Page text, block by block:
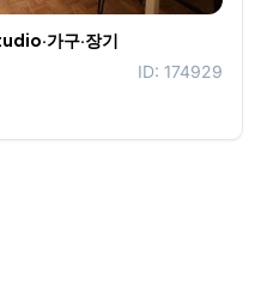
가구·장기
ID: 174929